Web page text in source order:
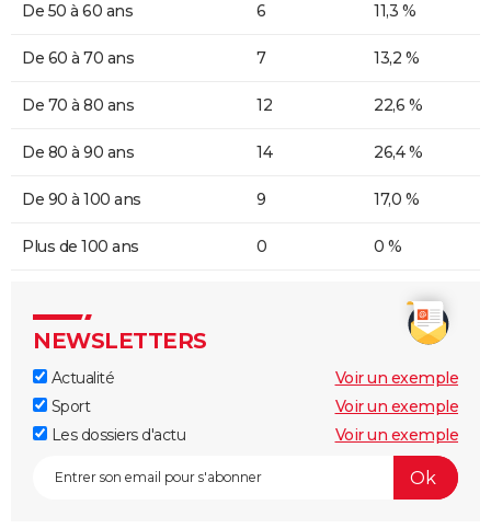
De 50 à 60 ans 6 11,3 %
De 60 à 70 ans 7 13,2 %
De 70 à 80 ans 12 22,6 %
De 80 à 90 ans 14 26,4 %
De 90 à 100 ans 9 17,0 %
Plus de 100 ans 0 0 %
NEWSLETTERS
Actualité
Voir un exemple
Sport
Voir un exemple
Les dossiers d'actu
Voir un exemple